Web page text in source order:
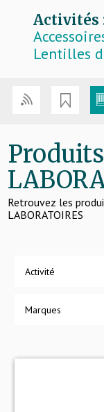
Activités
Lentilles
Retrouvez les
LABORATOIRES
Activité
Marques